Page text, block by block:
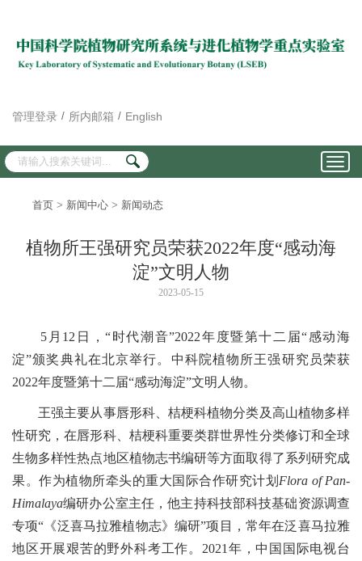
管理登录 / 所内邮箱 / English
MENU
首页 > 新闻中心 > 新闻动态
植物所王强研究员荣获2022年度“感动海
淀”文明人物
2023-05-15
5月12日，“时代潮音”2022年度暨第十二届“感动海
淀”颁奖典礼在北京举行。中科院植物所王强研究员荣获
2022年度暨第十二届“感动海淀”文明人物。
王强主要从事唇形科、桔梗科植物分类及高山植物多样
性研究，在唇形科、桔梗科重要类群世界性分类修订和全球
生物多样性热点地区植物志书编研等方面取得了系列研究成
果。作为植物所牵头的重大国际合作研究计划 Flora of Pan-
Himalaya编研办公室主任，他主持科技部科技基础资源调查
专项“《泛喜马拉雅植物志》编研”项目，常年在泛喜马拉雅
地区开展艰苦的野外科考工作。2021年，中国国际电视台